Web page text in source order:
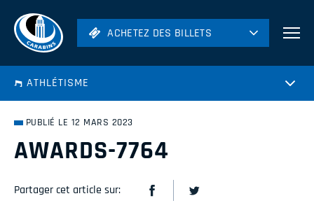
ACHETEZ DES BILLETS
ACHETEZ DES BILLETS
ATHLÉTISME
PUBLIÉ LE 12 MARS 2023
AWARDS-7764
Partager cet article sur: